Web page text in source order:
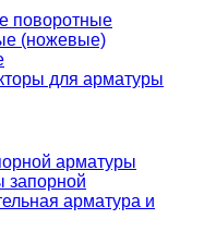
поворотные
(ножевые)
для арматуры
арматуры
запорной
арматура и